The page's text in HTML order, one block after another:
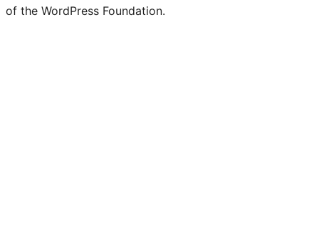
of the WordPress Foundation.